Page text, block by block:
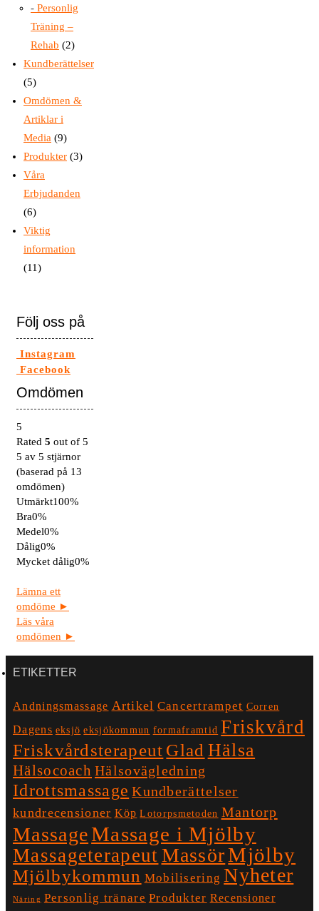
Personlig
Träning –
Rehab (2)
Kundberättelser
(5)
Omdömen &
Artiklar i
Media (9)
Produkter (3)
Våra
Erbjudanden
(6)
Viktig
information
(11)
Följ oss på
Instagram
Facebook
Omdömen
5
Rated 5 out of 5
5 av 5 stjärnor
(baserad på 13
omdömen)
Utmärkt100%
Bra0%
Medel0%
Dålig0%
Mycket dålig0%
Lämna ett
omdöme ►
Läs våra
omdömen ►
ETIKETTER
Andningsmassage Artikel Cancertrampet Corren
Dagens eksjö eksjökommun formaframtid Friskvård
Friskvårdsterapeut Glad Hälsa
Hälsocoach Hälsovägledning
Idrottsmassage Kundberättelser
kundrecensioner Köp Lotorpsmetoden Mantorp
MassageMassage i Mjölby
Massageterapeut MassörMjölby
Mjölbykommun Mobilisering Nyheter
Näring Personlig tränare Produkter Recensioner